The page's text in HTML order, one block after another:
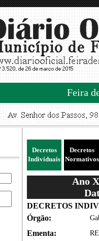
Feira
Decretos
Individuais
Decretos
Normativos
Ano
DECRETOS
Órgão:
Ementa: